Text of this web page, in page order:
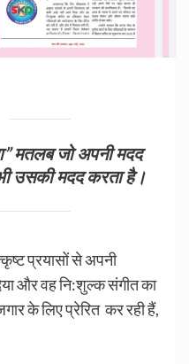
मतलब जो अपनी मदद
उसकी मदद करता है।
प्रयासों से अपनी
और वह नि:शुल्क संगीत का
के लिए प्रेरित कर रही हैं,